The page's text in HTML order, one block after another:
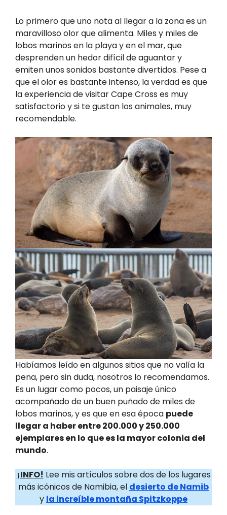
Lo primero que uno nota al llegar a la zona es un
maravilloso olor que alimenta. Miles y miles de
lobos marinos en la playa y en el mar, que
desprenden un hedor difícil de aguantar y
emiten unos sonidos bastante divertidos. Pese a
que el olor es bastante intenso, la verdad es que
la experiencia de visitar Cape Cross es muy
satisfactorio y si te gustan los animales, muy
recomendable.
Habíamos leído en algunos sitios que no valía la
pena, pero sin duda, nosotros lo recomendamos.
Es un lugar como pocos, un paisaje único
acompañado de un buen puñado de miles de
lobos marinos, y es que en esa época puede
llegar a haber entre 200.000 y 250.000
ejemplares en lo que es la mayor colonia del
mundo.
¡INFO! Lee mis artículos sobre dos de los lugares
más icónicos de Namibia, el desierto de Namib
y la increíble montaña Spitzkoppe